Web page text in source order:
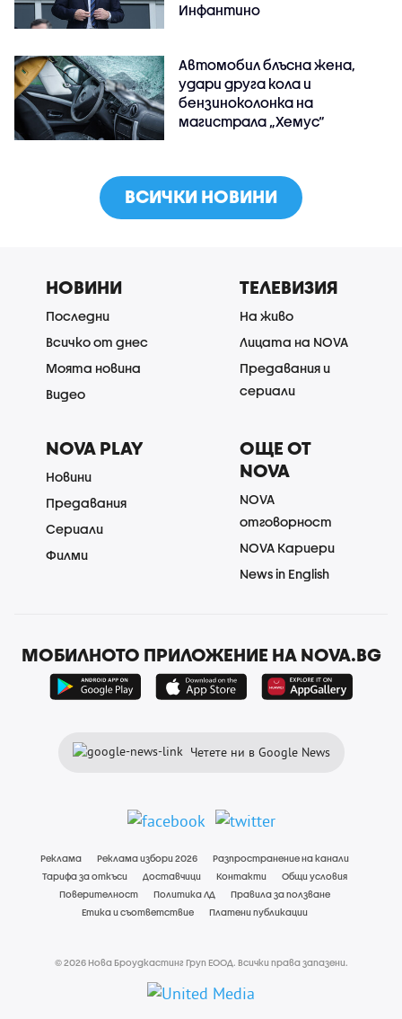
Инфантино
Автомобил блъсна жена,
удари друга кола и
бензиноколонка на
магистрала „Хемус“
ВСИЧКИ НОВИНИ
НОВИНИ
Последни
Всичко от днес
Моята новина
Видео
ТЕЛЕВИЗИЯ
На живо
Лицата на NOVA
Предавания и
сериали
NOVA PLAY
Новини
Предавания
Сериали
Филми
ОЩЕ ОТ
NOVA
NOVA
отговорност
NOVA Кариери
News in English
МОБИЛНОТО ПРИЛОЖЕНИЕ НА NOVA.BG
Четете ни в Google News
Реклама Реклама избори 2026
Разпространение на канали
Тарифа за откъси
Доставчици Контакти
Общи условия
Поверителност
Политика ЛД
Правила за ползване
Етика и съответствие
Платени публикации
© 2026 Нова Броудкастинг Груп ЕООД. Всички права запазени.